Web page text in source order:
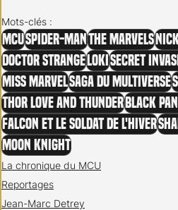
Mots-clés :
MCUSpider-ManThe Marvels
Doctor Strange LokiSecret
Miss MarvelSaga du Multiverse
Thor Love and Thunder Black
Falcon et le soldat de l'Hiver
Moon Knight
La chronique du MCU
Reportages
Jean-Marc Detrey